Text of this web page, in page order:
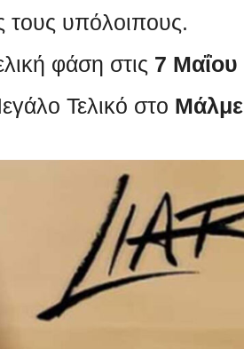
τους υπόλοιπους.
φάση στις 7 Μαΐου
Τελικό στο Μάλμε